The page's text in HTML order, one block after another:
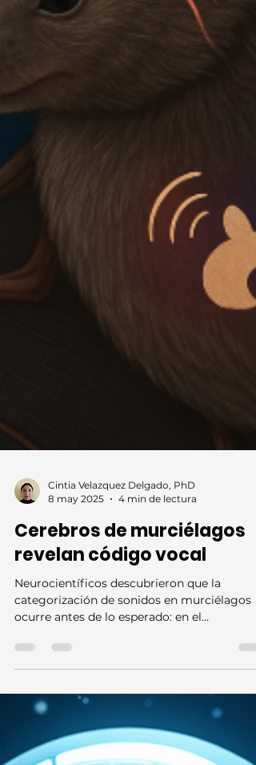
Cintia Velazquez Delgado, PhD
8 may 2025
4 min de lectura
categorización de sonidos en murciélagos
mesencéfalo, no en el córtex auditivo. Con
microscopía de dos fotones, hallaron que la